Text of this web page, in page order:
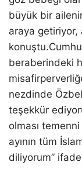
büyük bir
araya getiriyor,
beraberindeki
nezdinde
teşekkür
olması
ayının tüm
diliyorum”